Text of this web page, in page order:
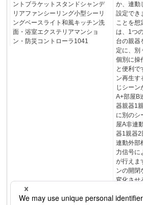
ントブラケットスタンドシャンデ
リアファンシーリング小型シーリ
ングベースライト和風キッチン洗
面・浴室エクステリアマンショ
ン・防災コントローラ1041
か、連動
設定でき
ことを想
は、1つ
台の親器
定に、別
個別に操
と便利で
ン再生す
じシーン
A+部屋B
器親器1
に別のシ
屋A非連
器1親器2
連動外部
力信号に
が行えま
ンの開閉
変化させ
ン選択
器など接